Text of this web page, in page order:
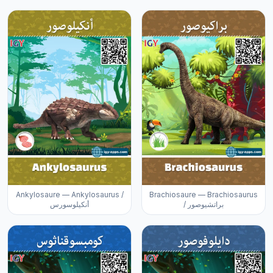
Ankylosaure — Ankylosaurus /
أنكيلوسورس
Brachiosaure — Brachiosaurus
/ براتشيوصور